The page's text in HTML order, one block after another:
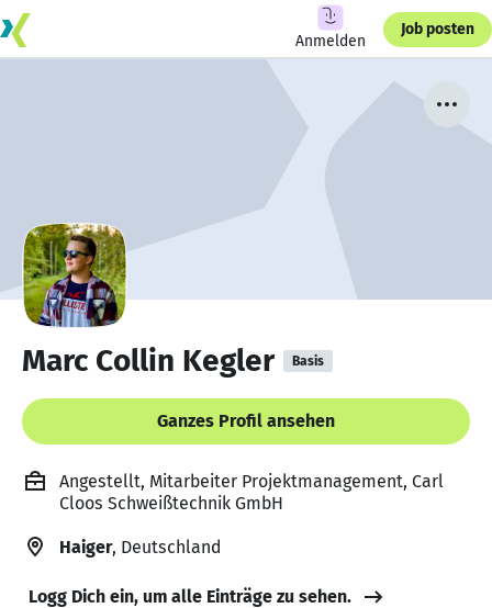
Anmelden
Job posten
Marc Collin Kegler Basis
Ganzes Profil ansehen
Angestellt, Mitarbeiter Projektmanagement, Carl
Cloos Schweißtechnik GmbH
Haiger, Deutschland
Logg Dich ein, um alle Einträge zu sehen.